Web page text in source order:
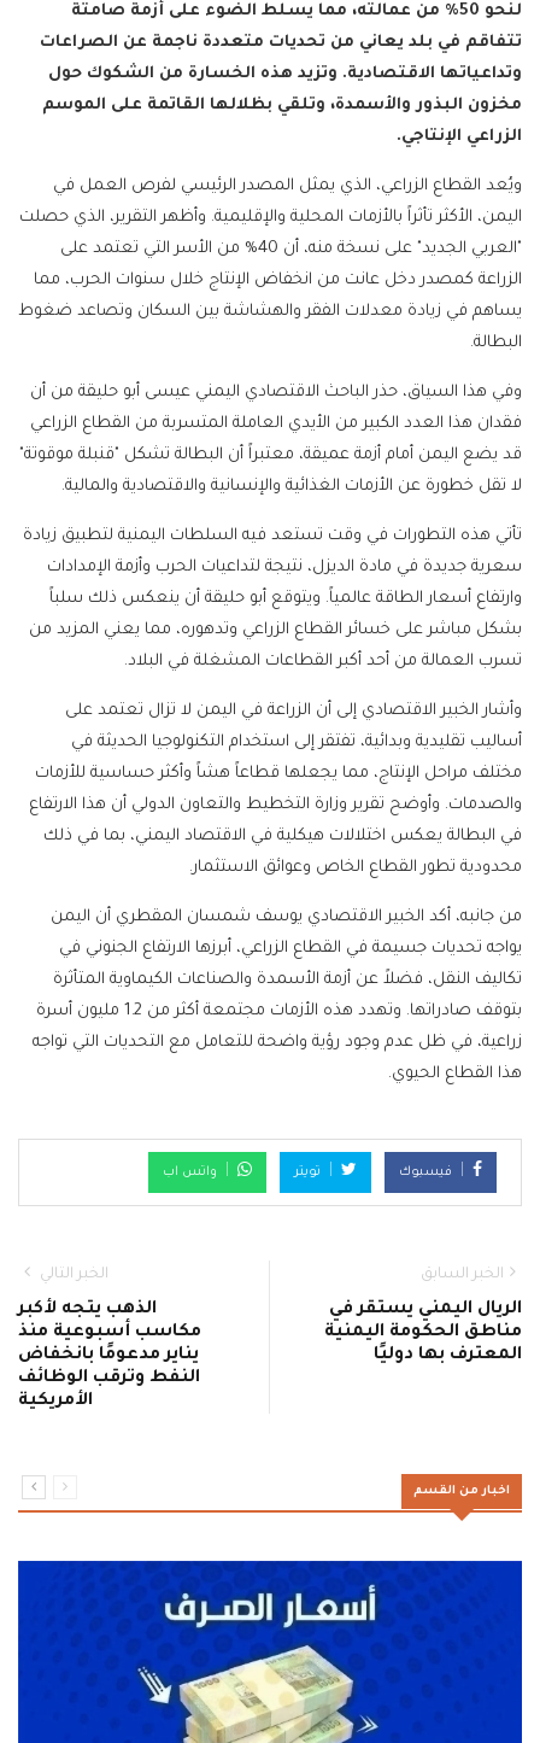
لنحو 50% من عمالته، مما يسلط الضوء على أزمة صامتة
تتفاقم في بلد يعاني من تحديات متعددة ناجمة عن الصراعات
وتداعياتها الاقتصادية. وتزيد هذه الخسارة من الشكوك حول
مخزون البذور والأسمدة، وتلقي بظلالها القاتمة على الموسم
الزراعي الإنتاجي.
ويُعد القطاع الزراعي، الذي يمثل المصدر الرئيسي لفرص العمل في
اليمن، الأكثر تأثراً بالأزمات المحلية والإقليمية. وأظهر التقرير، الذي حصلت
"العربي الجديد" على نسخة منه، أن 40% من الأسر التي تعتمد على
الزراعة كمصدر دخل عانت من انخفاض الإنتاج خلال سنوات الحرب، مما
يساهم في زيادة معدلات الفقر والهشاشة بين السكان وتصاعد ضغوط
البطالة.
وفي هذا السياق، حذر الباحث الاقتصادي اليمني عيسى أبو حليقة من أن
فقدان هذا العدد الكبير من الأيدي العاملة المتسربة من القطاع الزراعي
قد يضع اليمن أمام أزمة عميقة، معتبراً أن البطالة تشكل "قنبلة موقوتة"
لا تقل خطورة عن الأزمات الغذائية والإنسانية والاقتصادية والمالية.
تأتي هذه التطورات في وقت تستعد فيه السلطات اليمنية لتطبيق زيادة
سعرية جديدة في مادة الديزل، نتيجة لتداعيات الحرب وأزمة الإمدادات
وارتفاع أسعار الطاقة عالمياً. ويتوقع أبو حليقة أن ينعكس ذلك سلباً
بشكل مباشر على خسائر القطاع الزراعي وتدهوره، مما يعني المزيد من
تسرب العمالة من أحد أكبر القطاعات المشغلة في البلاد.
وأشار الخبير الاقتصادي إلى أن الزراعة في اليمن لا تزال تعتمد على
أساليب تقليدية وبدائية، تفتقر إلى استخدام التكنولوجيا الحديثة في
مختلف مراحل الإنتاج، مما يجعلها قطاعاً هشاً وأكثر حساسية للأزمات
والصدمات. وأوضح تقرير وزارة التخطيط والتعاون الدولي أن هذا الارتفاع
في البطالة يعكس اختلالات هيكلية في الاقتصاد اليمني، بما في ذلك
محدودية تطور القطاع الخاص وعوائق الاستثمار.
من جانبه، أكد الخبير الاقتصادي يوسف شمسان المقطري أن اليمن
يواجه تحديات جسيمة في القطاع الزراعي، أبرزها الارتفاع الجنوني في
تكاليف النقل، فضلاً عن أزمة الأسمدة والصناعات الكيماوية المتأثرة
بتوقف صادراتها. وتهدد هذه الأزمات مجتمعة أكثر من 1.2 مليون أسرة
زراعية، في ظل عدم وجود رؤية واضحة للتعامل مع التحديات التي تواجه
هذا القطاع الحيوي.
فيسبوك تويتر واتس اب
الخبر السابق
الريال اليمني يستقر في
مناطق الحكومة اليمنية
المعترف بها دوليًا
الخبر التالي
الذهب يتجه لأكبر
مكاسب أسبوعية منذ
يناير مدعومًا بانخفاض
النفط وترقب الوظائف
الأمريكية
اخبار من القسم